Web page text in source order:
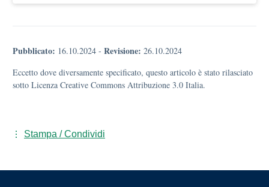
Pubblicato: 16.10.2024 - Revisione: 26.10.2024
Eccetto dove diversamente specificato, questo articolo è stato rilasciato
sotto Licenza Creative Commons Attribuzione 3.0 Italia.
Stampa / Condividi